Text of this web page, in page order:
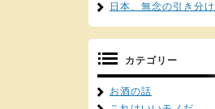
日本、無念の引き分け
カテゴリー
お酒の話